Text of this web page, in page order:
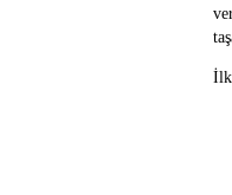
İlk